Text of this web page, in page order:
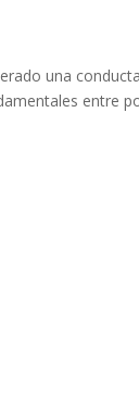
una
entre